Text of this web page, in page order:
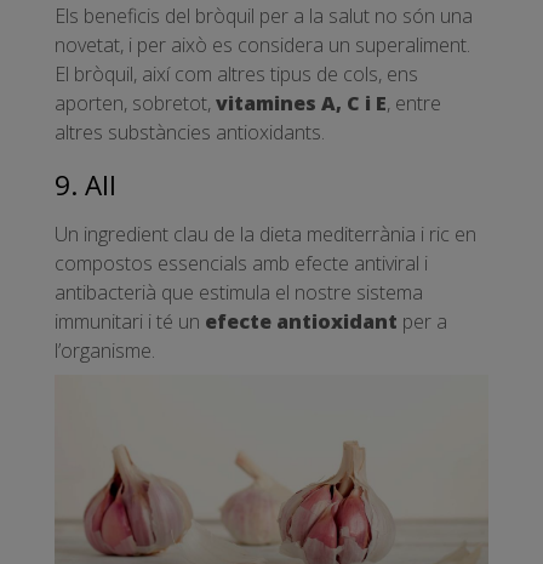
Els beneficis del bròquil per a la salut no són una
novetat, i per això es considera un superaliment.
El bròquil, així com altres tipus de cols, ens
aporten, sobretot,vitamines A, C i E, entre
altres substàncies antioxidants.
9. All
Un ingredient clau de la dieta mediterrània i ric en
compostos essencials amb efecte antiviral i
antibacterià que estimula el nostre sistema
immunitari i té un efecte antioxidant per a
l’organisme.